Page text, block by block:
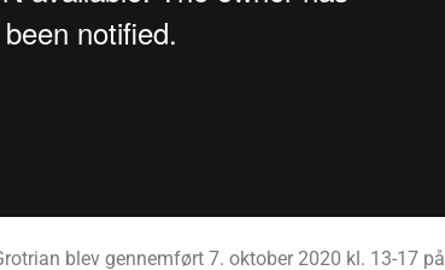
blev gennemført 7. oktober 2020 kl. 13-17 på